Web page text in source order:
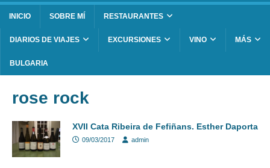
INICIO SOBRE MÍ RESTAURANTES
DIARIOS DE VIAJES EXCURSIONES VINO MÁS
BULGARIA
rose rock
XVII Cata Ribeira de Fefiñans. Esther Daporta
09/03/2017 admin